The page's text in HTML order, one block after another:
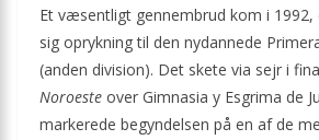
Et væsentligt gennembrud kom i 1992,
sig oprykning til den nydannede
(anden division). Det skete via sejr i
Noroeste over Gimnasia y Esgrima de
markerede begyndelsen på en af de